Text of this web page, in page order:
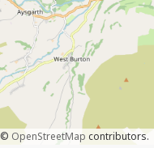
© OpenStreetMap contributors.